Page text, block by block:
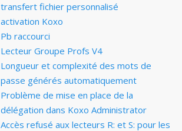
transfert fichier personnalisé
activation Koxo
Pb raccourci
Lecteur Groupe Profs V4
Longueur et complexité des mots de
passe générés automatiquement
Problème de mise en place de la
délégation dans Koxo Administrator
Accès refusé aux lecteurs R: et S: pour les